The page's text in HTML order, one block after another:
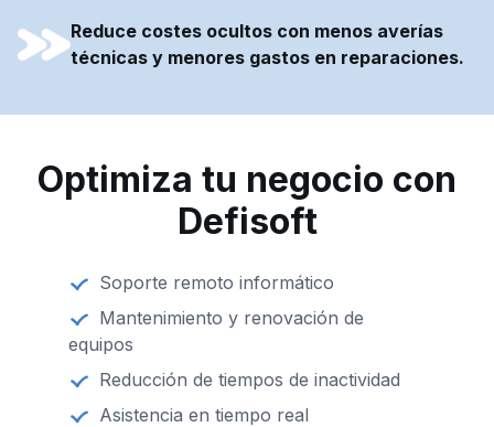
Reduce costes ocultos con menos averías
técnicas y menores gastos en reparaciones.
Optimiza tu negocio con
Defisoft
Soporte remoto informático
Mantenimiento y renovación de
equipos
Reducción de tiempos de inactividad
Asistencia en tiempo real